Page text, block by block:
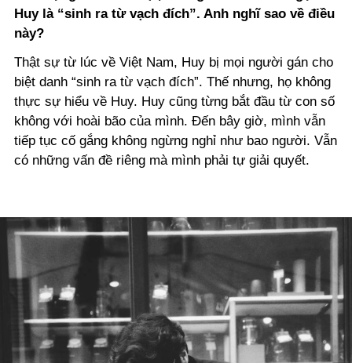
Huy là “sinh ra từ vạch đích”. Anh nghĩ sao về điều
này?
Thật sự từ lúc về Việt Nam, Huy bị mọi người gán cho
biệt danh “sinh ra từ vạch đích”. Thế nhưng, họ không
thực sự hiểu về Huy. Huy cũng từng bắt đầu từ con số
không với hoài bão của mình. Đến bây giờ, mình vẫn
tiếp tục cố gắng không ngừng nghỉ như bao người. Vẫn
có những vấn đề riêng mà mình phải tự giải quyết.